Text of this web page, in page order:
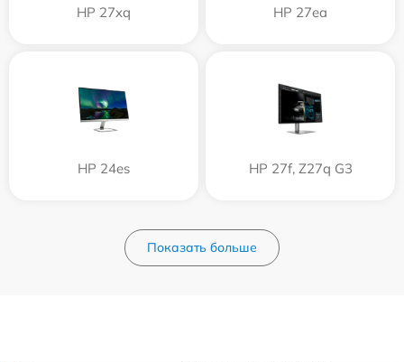
HP 27xq HP 27ea
HP 24es HP 27f, Z27q G3
Показать больше